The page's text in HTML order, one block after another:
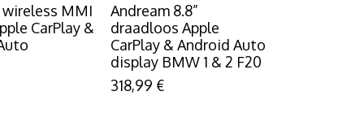
wireless MMI
CarPlay &
Andream 8.8”
draadloos Apple
CarPlay & Android Auto
display BMW 1 & 2 F20
318,99 €